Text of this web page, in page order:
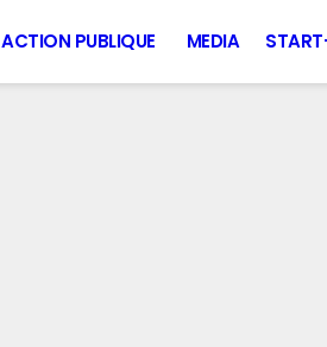
ACTION PUBLIQUE MEDIA